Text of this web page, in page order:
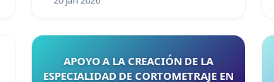
APOYO A LA CREACIÓN DE LA
ESPECIALIDAD DE CORTOMETRAJE EN